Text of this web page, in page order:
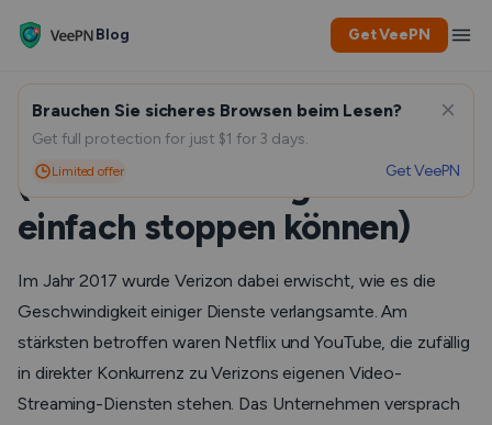
Blog Get VeePN
Drosselt Verizon Daten?
(Und wie Sie das ganz
einfach stoppen können)
Im Jahr 2017 wurde Verizon dabei erwischt, wie es die
Geschwindigkeit einiger Dienste verlangsamte. Am
stärksten betroffen waren Netflix und YouTube, die zufällig
in direkter Konkurrenz zu Verizons eigenen Video-
Streaming-Diensten stehen. Das Unternehmen versprach
Brauchen Sie sicheres Browsen beim Lesen?
Get full protection for just $1 for 3 days.
Limited offer Get VeePN